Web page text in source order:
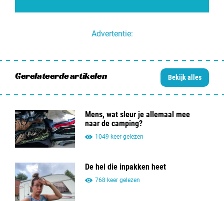
Advertentie:
Gerelateerde artikelen Bekijk alles
Mens, wat sleur je allemaal mee
naar de camping?
1049 keer gelezen
De hel die inpakken heet
768 keer gelezen